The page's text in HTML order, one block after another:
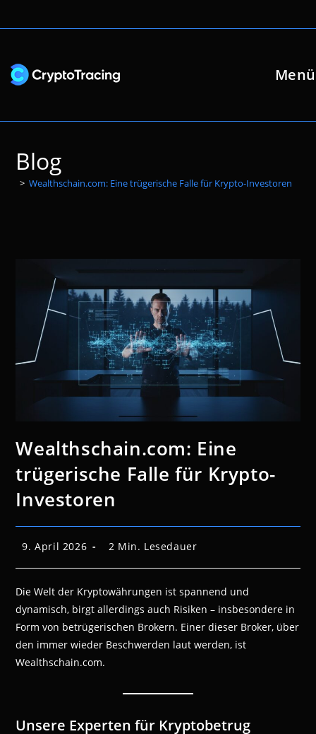
Inhalt
Menü
Blog
> Wealthschain.com: Eine trügerische Falle für Krypto-Investoren
Wealthschain.com: Eine
trügerische Falle für Krypto-
Investoren
Beitrag
9. April 2026 Lesedauer:
2 Min. Lesedauer
Die Welt der Kryptowährungen ist spannend und
dynamisch, birgt allerdings auch Risiken – insbesondere in
Form von betrügerischen Brokern. Einer dieser Broker, über
den immer wieder Beschwerden laut werden, ist
Wealthschain.com.
Unsere Experten für Kryptobetrug